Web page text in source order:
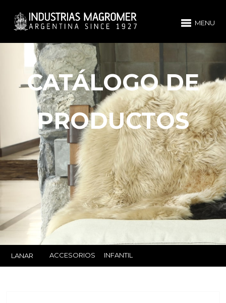
MENU
CATÁLOGO DE
PRODUCTOS
LANAR ACCESORIOS INFANTIL